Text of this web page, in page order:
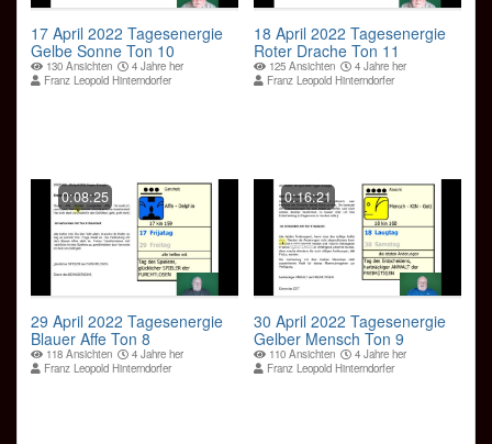
17 April 2022 Tagesenergie
Gelbe Sonne Ton 10
130 Ansichten
4 Jahre her
Franz Leopold Hinterndorfer
18 April 2022 Tagesenergie
Roter Drache Ton 11
125 Ansichten
4 Jahre her
Franz Leopold Hinterndorfer
0:08:25
29 April 2022 Tagesenergie
Blauer Affe Ton 8
118 Ansichten
4 Jahre her
Franz Leopold Hinterndorfer
0:16:21
30 April 2022 Tagesenergie
Gelber Mensch Ton 9
110 Ansichten
4 Jahre her
Franz Leopold Hinterndorfer